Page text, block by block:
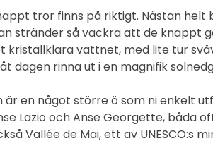
tror finns på riktigt. Nästan helt
stränder så vackra att de knappt
kristallklara vattnet, med lite tur
dagen rinna ut i en magnifik
är en något större ö som ni enkelt
Lazio ochAnse Georgette, båda
Vallée de Mai,ett av UNESCO:s